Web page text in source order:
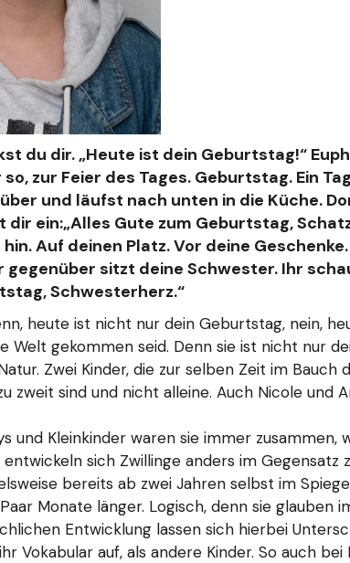
du dir. „Heute ist dein Geburtstag!“
zur Feier des Tages. Geburtstag. Ein
und läufst nach unten in die Küche.
ein:„Alles Gute zum Geburtstag,
Auf deinen Platz. Vor deine
gegenüber sitzt deine Schwester. Ihr
Schwesterherz.“
heute ist nicht nur dein Geburtstag, nein,
Welt gekommen seid. Denn sie ist nicht nur
Zwei Kinder, die zur selben Zeit im
sind und nicht alleine. Auch Nicole und
und Kleinkinder waren sie immer zusammen,
sich Zwillinge anders im Gegensatz
bereits ab zwei Jahren selbst im
Monate länger. Logisch, denn sie glauben
Entwicklung lassen sich hierbei
Vokabular auf, als andere Kinder. So auch